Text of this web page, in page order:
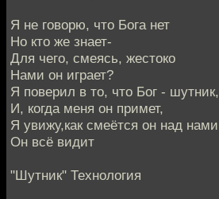
Я не говорю, что Бога нет
Но кто же знает-
Для чего, смеясь, жестоко
Нами он играет?
Я поверил в то, что Бог - шутник,
И, когда меня он примет,
Я увижу,как смеётся он над нами
Он всё видит
"Шутник" Технология